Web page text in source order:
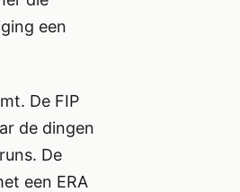
een
De FIP
de dingen
De
een ERA